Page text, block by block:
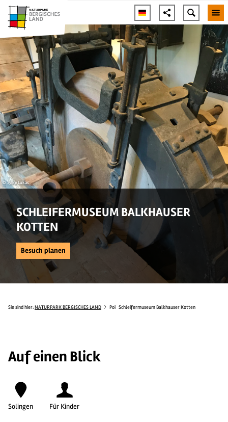
© Sylke Lukas
SCHLEIFERMUSEUM BALKHAUSER
KOTTEN
Besuch planen
Sie sind hier:NATURPARK BERGISCHES LAND Poi Schleifermuseum Balkhauser Kotten
Auf einen Blick
Solingen Für Kinder